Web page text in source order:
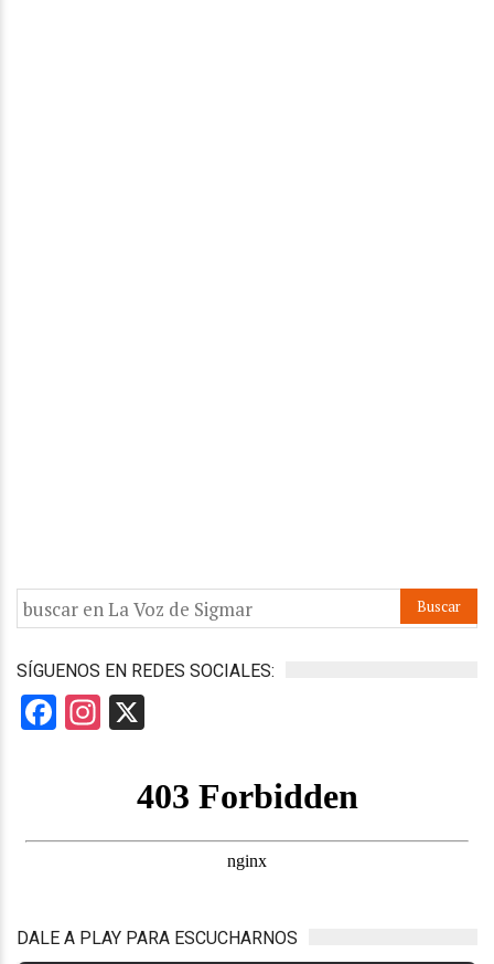
SÍGUENOS EN REDES SOCIALES:
Facebook
Instagram
DALE A PLAY PARA ESCUCHARNOS